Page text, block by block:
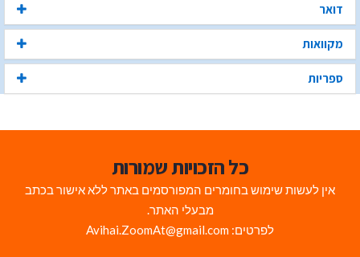
דואר
מקוואות
ספריות
כל הזכויות שמורות
אין לעשות שימוש בחומרים המפורסמים באתר ללא אישור בכתב
מבעלי האתר.
לפרטים: Avihai.ZoomAt@gmail.com